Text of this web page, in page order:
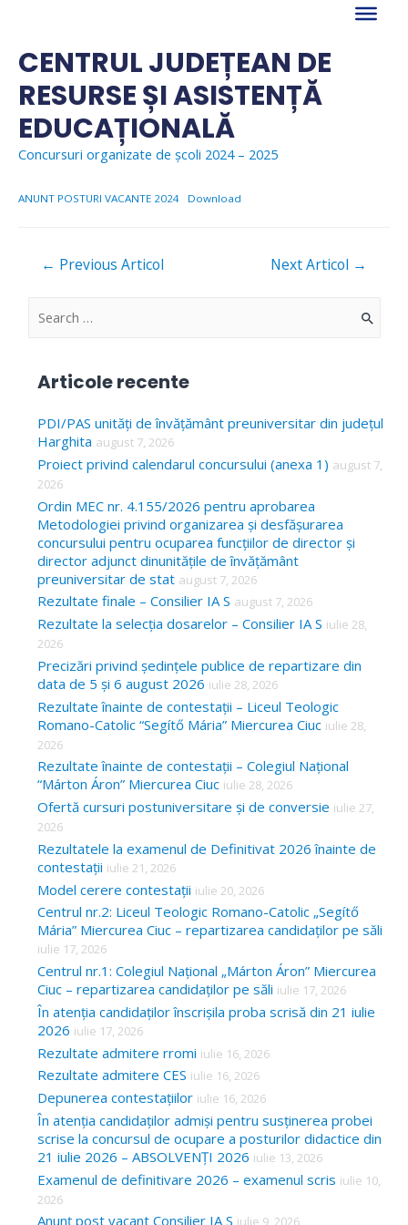
content
CENTRUL JUDEȚEAN DE
RESURSE ȘI ASISTENȚĂ
EDUCAȚIONALĂ
Concursuri organizate de școli 2024 – 2025
ANUNT POSTURI VACANTE 2024 Download
Navigare
← Previous Articol Next Articol →
S
c
h
f
o
r
Articole recente
PDI/PAS unități de învățământ preuniversitar din județul
Harghita august 7, 2026
Proiect privind calendarul concursului (anexa 1) august 7,
2026
Ordin MEC nr. 4.155/2026 pentru aprobarea
Metodologiei privind organizarea și desfășurarea
concursului pentru ocuparea funcțiilor de director și
director adjunct dinunitățile de învățământ
preuniversitar de stat august 7, 2026
Rezultate finale – Consilier IA S august 7, 2026
Rezultate la selecția dosarelor – Consilier IA S iulie 28,
2026
Precizări privind ședințele publice de repartizare din
data de 5 și 6 august 2026 iulie 28, 2026
Rezultate înainte de contestații – Liceul Teologic
Romano-Catolic “Segítő Mária” Miercurea Ciuc iulie 28,
2026
Rezultate înainte de contestații – Colegiul Național
“Márton Áron” Miercurea Ciuc iulie 28, 2026
Ofertă cursuri postuniversitare și de conversie iulie 27,
2026
Rezultatele la examenul de Definitivat 2026 înainte de
contestații iulie 21, 2026
Model cerere contestații iulie 20, 2026
Centrul nr.2: Liceul Teologic Romano-Catolic „Segítő
Mária” Miercurea Ciuc – repartizarea candidaților pe săli
iulie 17, 2026
Centrul nr.1: Colegiul Național „Márton Áron” Miercurea
Ciuc – repartizarea candidaților pe săli iulie 17, 2026
În atenția candidaților înscrișila proba scrisă din 21 iulie
2026 iulie 17, 2026
Rezultate admitere rromi iulie 16, 2026
Rezultate admitere CES iulie 16, 2026
Depunerea contestațiilor iulie 16, 2026
În atenția candidaților admiși pentru susținerea probei
scrise la concursul de ocupare a posturilor didactice din
21 iulie 2026 – ABSOLVENȚI 2026 iulie 13, 2026
Examenul de definitivare 2026 – examenul scris iulie 10,
2026
Anunț post vacant Consilier IA S iulie 9, 2026